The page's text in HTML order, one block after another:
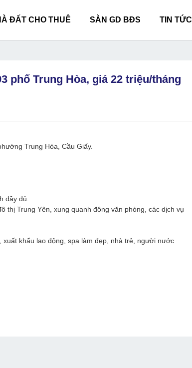
ĐẤT CHO THUÊ SÀN GD BĐS TIN TỨC
phố Trung Hòa, giá 22 triệu/tháng
Trung Hòa, Cầu Giấy.
đầy đủ.
thị Trung Yên, xung quanh đông văn phòng, các dịch vụ
khẩu lao động, spa làm đẹp, nhà trẻ, người nước